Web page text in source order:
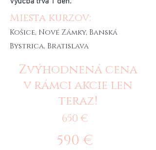
Miesta kurzov:
Košice, Nové Zámky, Banská
Bystrica, Bratislava
Zvýhodnená cena
v rámci akcie len
teraz!
650 €
590 €